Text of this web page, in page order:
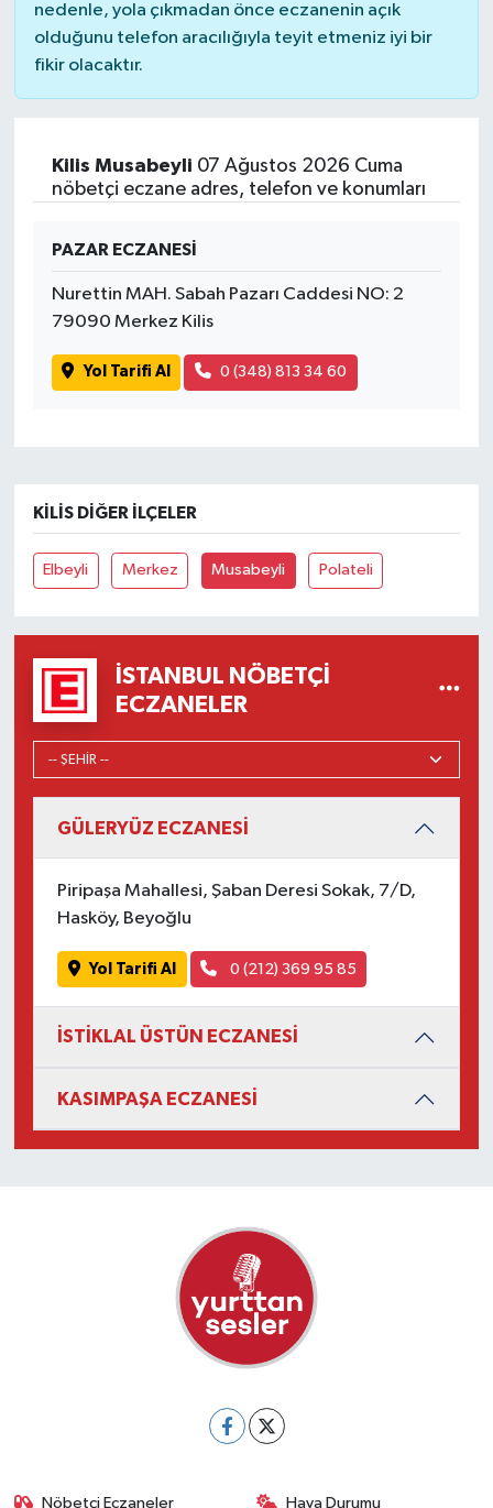
nedenle, yola çıkmadan önce eczanenin açık
olduğunu telefon aracılığıyla teyit etmeniz iyi bir
fikir olacaktır.
Kilis Musabeyli 07 Ağustos 2026 Cuma
nöbetçi eczane adres, telefon ve konumları
PAZAR ECZANESİ
Nurettin MAH. Sabah Pazarı Caddesi NO: 2
79090 Merkez Kilis
Yol Tarifi Al 0 (348) 813 34 60
KILIS DIĞER İLÇELER
Elbeyli Merkez Musabeyli Polateli
İSTANBUL NÖBETÇI
ECZANELER
GÜLERYÜZ ECZANESİ
Piripaşa Mahallesi, Şaban Deresi Sokak, 7/D,
Hasköy, Beyoğlu
Yol Tarifi Al 0 (212) 369 95 85
İSTİKLAL ÜSTÜN ECZANESİ
KASIMPAŞA ECZANESİ
Nöbetçi Eczaneler Hava Durumu